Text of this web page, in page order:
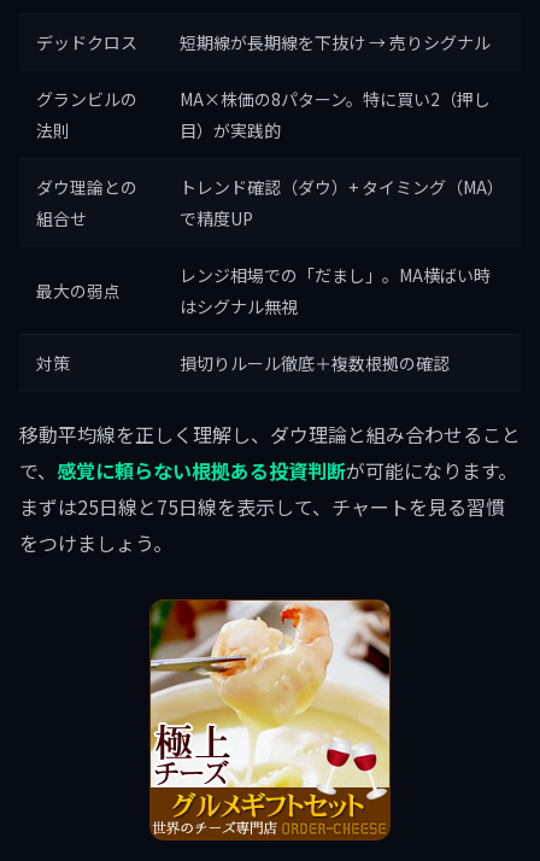
デッドクロス 短期線が長期線を下抜け → 売りシグナル
グランビルの
法則
MA×株価の8パターン。特に買い2（押し
目）が実践的
ダウ理論との
組合せ
トレンド確認（ダウ）+ タイミング（MA）
で精度UP
最大の弱点
レンジ相場での「だまし」。MA横ばい時
はシグナル無視
対策 損切りルール徹底＋複数根拠の確認
移動平均線を正しく理解し、ダウ理論と組み合わせること
で、 感覚に頼らない根拠ある投資判断が可能になります。
まずは25日線と75日線を表示して、チャートを見る習慣
をつけましょう。